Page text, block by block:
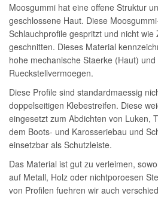
Moosgummi hat eine offene Struktur
geschlossene Haut. Diese
Schlauchprofile gespritzt und nicht wie
geschnitten. Dieses Material
hohe mechanische Staerke (Haut)
Rueckstellvermoegen.
Diese Profile sind standardmaessig
doppelseitigen Klebestreifen. Diese
eingesetzt zum Abdichten von Luken,
dem Boots- und Karosseriebau und
einsetzbar als Schutzleiste.
Das Material ist gut zu verleimen,
auf Metall, Holz oder nichtporoesen
von Profilen fuehren wir auch